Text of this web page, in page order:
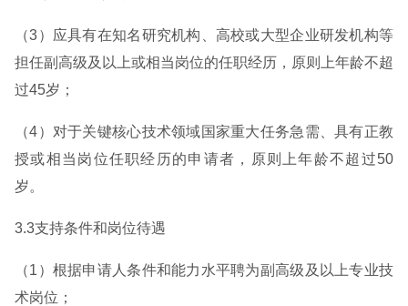
（3）应具有在知名研究机构、高校或大型企业研发机构等
担任副高级及以上或相当岗位的任职经历，原则上年龄不超
过45岁；
（4）对于关键核心技术领域国家重大任务急需、具有正教
授或相当岗位任职经历的申请者，原则上年龄不超过50
岁。
3.3支持条件和岗位待遇
（1）根据申请人条件和能力水平聘为副高级及以上专业技
术岗位；